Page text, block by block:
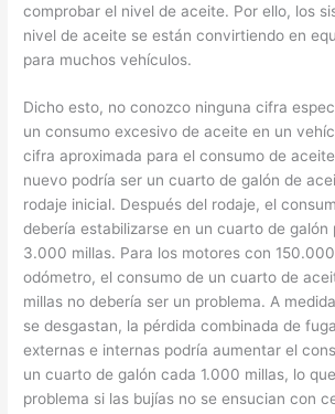
comprobar el nivel de aceite. Por ello, los
nivel de aceite se están convirtiendo en
para muchos vehículos.
Dicho esto, no conozco ninguna cifra
un consumo excesivo de aceite en un
cifra aproximada para el consumo de
nuevo podría ser un cuarto de galón de
rodaje inicial. Después del rodaje, el
debería estabilizarse en un cuarto de
3.000 millas. Para los motores con
odómetro, el consumo de un cuarto de
millas no debería ser un problema. A
se desgastan, la pérdida combinada de
externas e internas podría aumentar el
un cuarto de galón cada 1.000 millas, lo
problema si las bujías no se ensucian con